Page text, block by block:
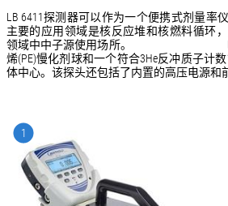
LB 6411探测器可以作为一个便携式剂量率
主要的应用领域是核反应堆和核燃料循环
领域中中子源使用场所。 LB
烯(PE)慢化剂球和一个符合3He反冲质子计
体中心。该探头还包括了内置的高压电源和
1